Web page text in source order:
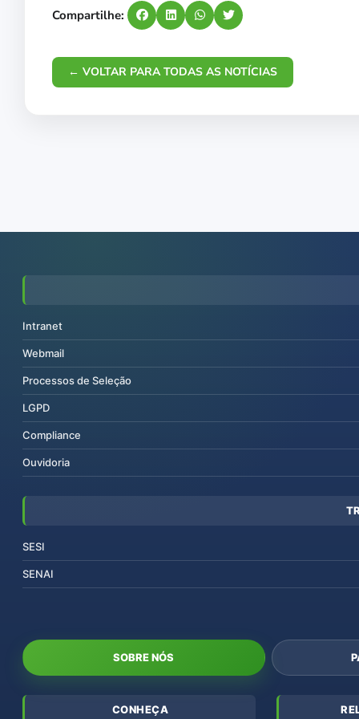
Compartilhe:
← VOLTAR PARA TODAS AS NOTÍCIAS
Intranet
Webmail
Processos de Seleção
LGPD
Compliance
Ouvidoria
SESI
SENAI
SOBRE NÓS
CONHEÇA